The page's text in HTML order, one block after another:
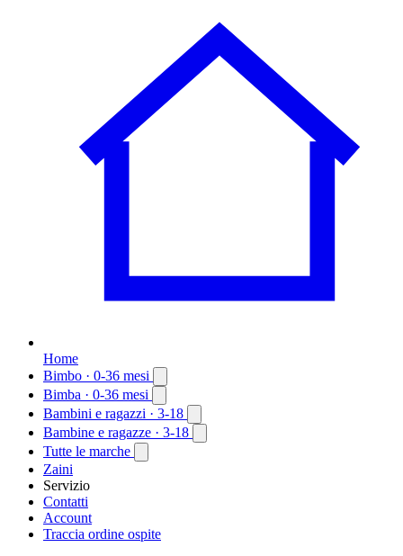
Home
Bimbo · 0-36 mesi
Bimba · 0-36 mesi
Bambini e ragazzi · 3-18
Bambine e ragazze · 3-18
Tutte le marche
Zaini
Servizio
Contatti
Account
Traccia ordine ospite